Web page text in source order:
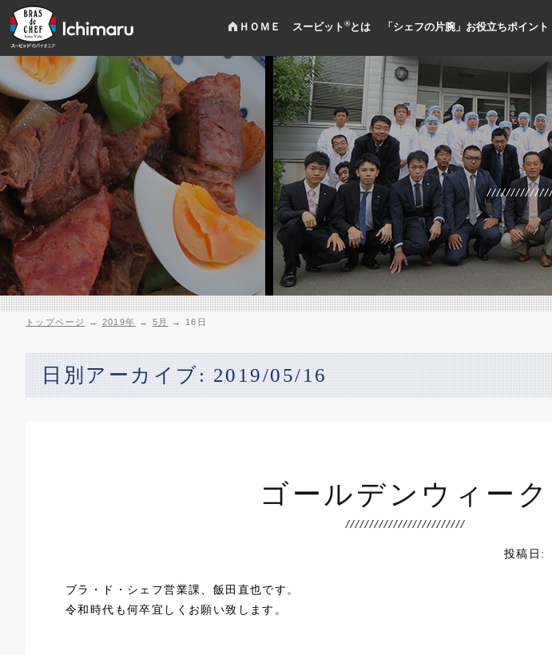
ＨＯＭＥ スービット®とは 「シェフの片腕」お役立ちポイント
人手不足に貢献
メニューの標準化、品質向上
プロ専門の商品開発
国内加工による品質管理
お客様目線のメニュー提案
シェフ目線の缶詰開発
トップページ → 2019年 → 5月 → 16日
日別アーカイブ: 2019/05/16
ゴールデンウィーク
投稿日:
ブラ・ド・シェフ営業課、飯田直也です。
令和時代も何卒宜しくお願い致します。